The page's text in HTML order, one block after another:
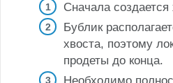
Сначала создается
Бублик
хвоста, поэтому
продеты до конца.